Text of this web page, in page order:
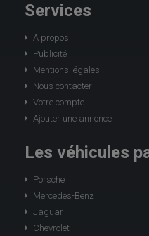
Services
A propos
Publicité
Mentions légales
Nous contacter
Votre compte
Ajouter une annonce
Les véhicules
Porsche
Mercedes-Benz
Jaguar
Chevrolet